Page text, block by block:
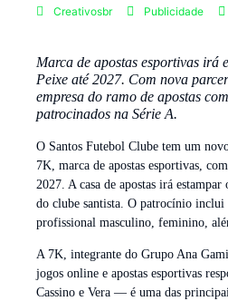
Creativosbr Publicidade
Marca de apostas esportivas irá
Peixe até 2027. Com nova
empresa do ramo de apostas
patrocinados na Série A.
O Santos Futebol Clube tem um
7K, marca de apostas esportivas,
2027. A casa de apostas irá estampar
do clube santista. O patrocínio inclui
profissional masculino, feminino,
A 7K, integrante do Grupo Ana
jogos online e apostas esportivas
Cassino e Vera — é uma das